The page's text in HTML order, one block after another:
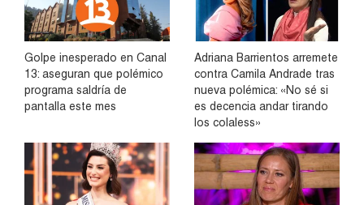
Golpe inesperado en Canal
13: aseguran que polémico
programa saldría de
pantalla este mes
Adriana Barrientos arremete
contra Camila Andrade tras
nueva polémica: «No sé si
es decencia andar tirando
los colaless»